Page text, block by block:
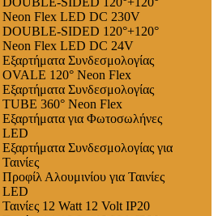
Neon Flex LED DC 230V
DOUBLE-SIDED 120°+120°
Neon Flex LED DC 24V
Εξαρτήματα Συνδεσμολογίας
OVALE 120° Neon Flex
Εξαρτήματα Συνδεσμολογίας
TUBE 360° Neon Flex
Εξαρτήματα για Φωτοσωλήνες
LED
Εξαρτήματα Συνδεσμολογίας για
Ταινίες
Προφίλ Αλουμινίου για Ταινίες
LED
Ταινίες 12 Watt 12 Volt IP20